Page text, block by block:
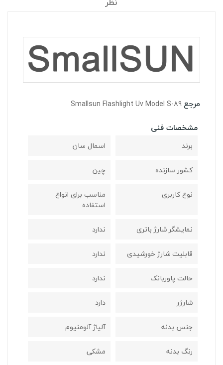
مرجعSmallsun Flashlight Uv Model S-89
مشخصات فنی
برند
اسمال سان
کشور سازنده
چین
نوع کاربری
مناسب برای انواع
استفاده
نمایشگر شارژ باتری
ندارد
قابلیت شارژ خورشیدی
ندارد
حالت پاوربانک
ندارد
شارژر
دارد
جنس بدنه
آلیاژ آلومنیوم
رنگ بدنه
مشکی